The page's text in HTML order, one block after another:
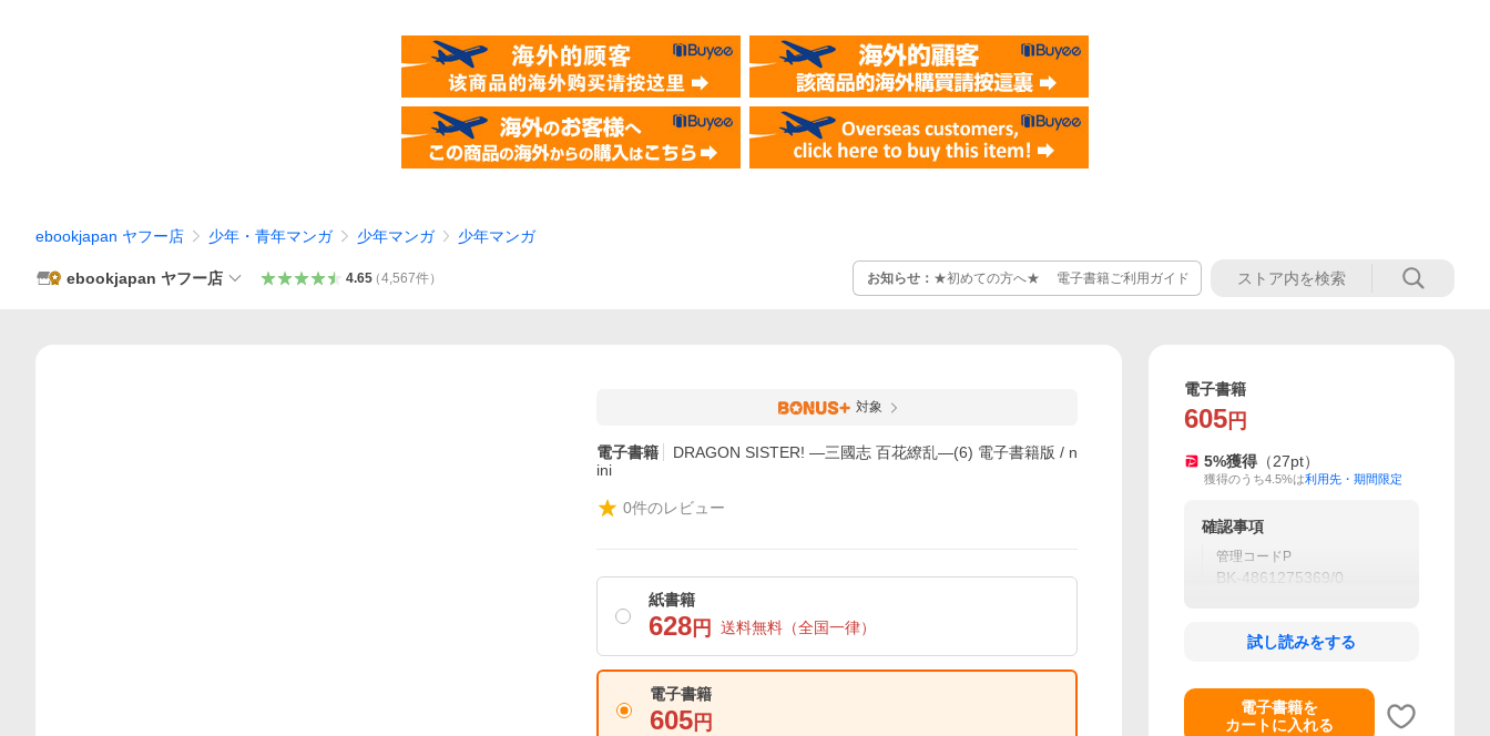
ebookjapan ヤフー店 少年・青年マンガ 少年マンガ 少年マンガ
ebookjapan ヤフー店 4.65（4,567件） お知らせ： ★初めての方へ★ 電子書籍ご利用ガイド
対象
電子書籍
DRAGON SISTER! ―三國志 百花繚乱―(6) 電子書籍版 / n
ini
0件のレビュー
紙書籍
628 円 送料無料 （全国一律）
電子書籍
605 円
電子書籍
605 円
5%獲得 （27pt）
獲得のうち4.5%は利用先・期間限定
確認事項
管理コードP
BK-4861275369/0
試し読みをする
電子書籍を
カートに入れる